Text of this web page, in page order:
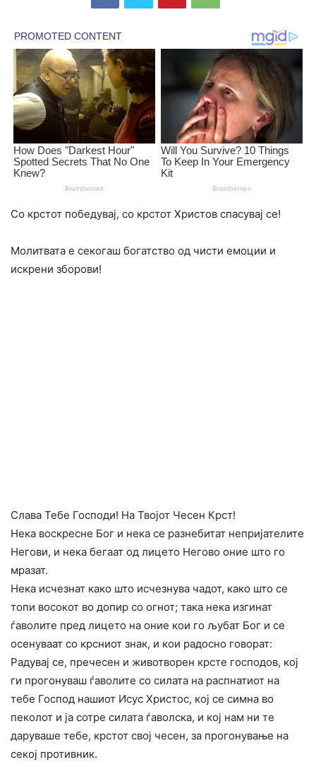
Со крстот победувај, со крстот Христов спасувај се!
Молитвата е секогаш богатство од чисти емоции и
искрени зборови!
Слава Тебе Господи! На Твојот Чесен Крст!
Нека воскресне Бог и нека се разнебитат непријателите
Негови, и нека бегаат од лицето Негово оние што го
мразат.
Нека исчезнат како што исчезнува чадот, како што се
топи восокот во допир со огнот; така нека изгинат
ѓаволите пред лицето на оние кои го љубат Бог и се
осенуваат со крсниот знак, и кои радосно говорат:
Радувај се, пречесен и животворен крсте господов, кој
ги прогонуваш ѓаволите со силата на распнатиот на
тебе Господ нашиот Исус Христос, кој се симна во
пеколот и ја сотре силата ѓаволска, и кој нам ни те
даруваше тебе, крстот свој чесен, за прогонување на
секој противник.